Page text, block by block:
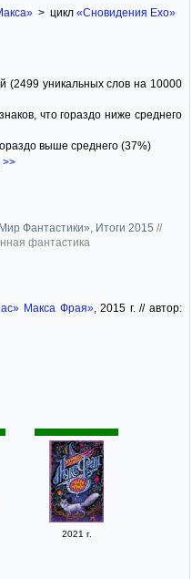
> цикл «Сновидения Ехо»
(2499 уникальных слов на 10000
что гораздо ниже среднего
выше среднего (37%)
>>
Фантастики», Итоги 2015 //
фантастика
Макса Фрая», 2015 г. // автор:
2021 г.